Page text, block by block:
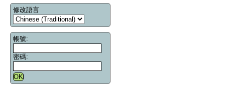
修改語言
帳號:
密碼: